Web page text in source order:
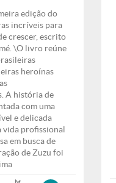
edição do
incríveis para
crescer, escrito
\O livro reúne
heroínas
A história de
com uma
e delicada
vida profissional
em busca de
de Zuzu foi